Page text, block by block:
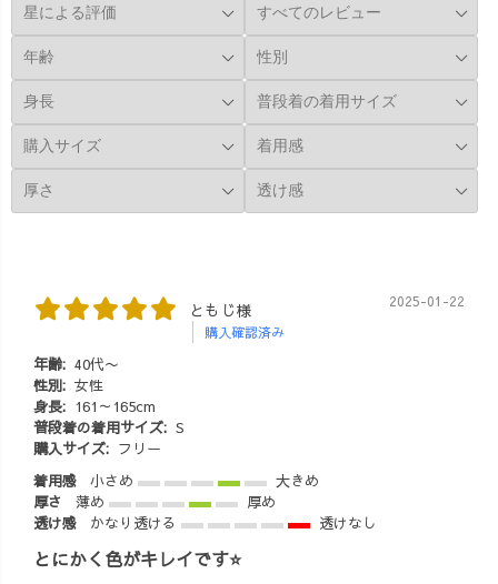
いを出してお
リジナルで愛知
県東海市で編ん
ます♪ あえて、
ないので、キナ
リの綿カスが残
よ〜🤤❤️ メンズ
ロンTが欲しいけ
どサイズが...そ
んな方、こちら
本当におすすめ♪
こんな風に、
お客様のご要望
にお応えして、
どんどん商品を
生み出していま
楽しんでみてね
😆🌿 UZUiRO
では、なるべく
環境に負荷をか
物染料を使用し
ご注文いただい
てから、1着1着
UZUiRO Factory
が、 「首を長〜
くして待ってい
ご注文からお
届けまでの出来
上がりを待つお
時間も含めて、
ミネート商品
ジャンパースカ
め #藍染 #柿
ともじ様
購入確認済み
2025-01-22
年齢: 40代〜
性別: 女性
身長: 161～165cm
普段着の着用サイズ: S
購入サイズ: フリー
着用感
小さめ
大きめ
厚さ
薄め
厚め
透け感
かなり透ける 透けなし
とにかく色がキレイです⭐️